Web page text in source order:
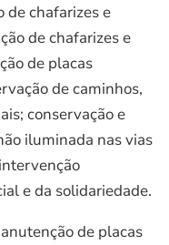
de chafarizes e
de chafarizes e
de placas
de caminhos,
conservação e
iluminada nas vias
e da solidariedade.
de placas